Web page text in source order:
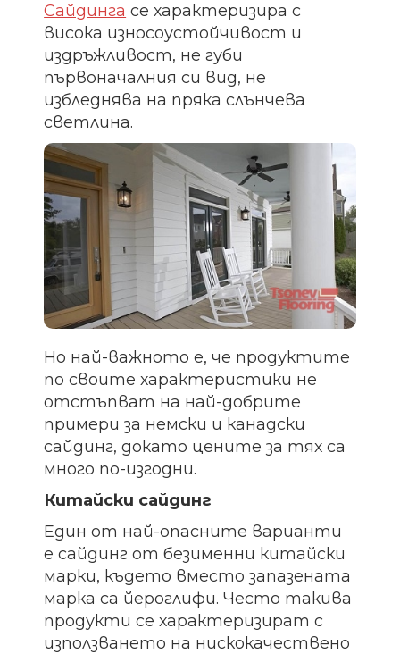
Сайдинга се характеризира с
висока износоустойчивост и
издръжливост, не губи
първоначалния си вид, не
избледнява на пряка слънчева
светлина.
Но най-важното е, че продуктите
по своите характеристики не
отстъпват на най-добрите
примери за немски и канадски
сайдинг, докато цените за тях са
много по-изгодни.
Китайски сайдинг
Един от най-опасните варианти
е сайдинг от безименни китайски
марки, където вместо запазената
марка са йероглифи. Често такива
продукти се характеризират с
използването на нискокачествено